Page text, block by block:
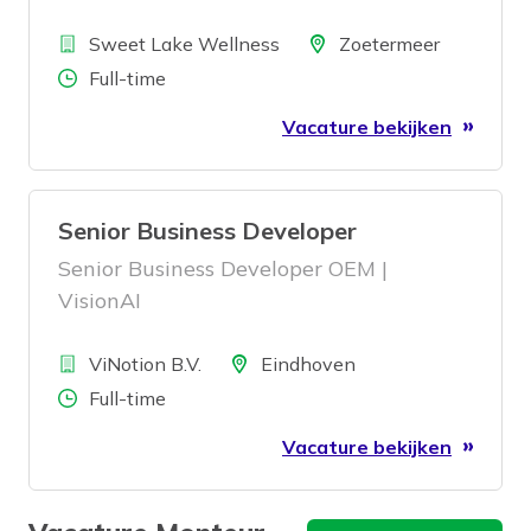
BedrijfSweet Lake Wellness LocatieZoetermeer
Aantal uren
Full-time
Vacature bekijken
Senior Business Developer
Senior Business Developer OEM |
VisionAI
BedrijfViNotion B.V. LocatieEindhoven
Aantal uren
Full-time
Vacature bekijken